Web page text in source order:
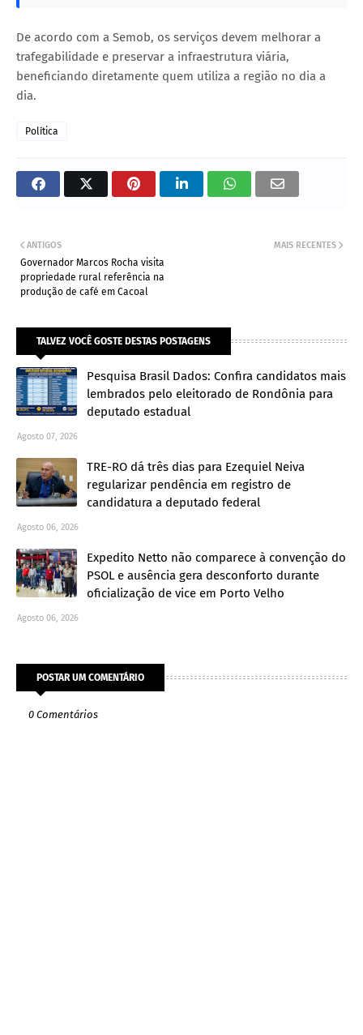
De acordo com a Semob, os serviços devem melhorar a
trafegabilidade e preservar a infraestrutura viária,
beneficiando diretamente quem utiliza a região no dia a
dia.
Política
MAIS RECENTES
ANTIGOS
Governador Marcos Rocha visita
propriedade rural referência na
produção de café em Cacoal
TALVEZ VOCÊ GOSTE DESTAS POSTAGENS
Pesquisa Brasil Dados: Confira candidatos mais
lembrados pelo eleitorado de Rondônia para
deputado estadual
Agosto 07, 2026
TRE-RO dá três dias para Ezequiel Neiva
regularizar pendência em registro de
candidatura a deputado federal
Agosto 06, 2026
Expedito Netto não comparece à convenção do
PSOL e ausência gera desconforto durante
oficialização de vice em Porto Velho
Agosto 06, 2026
POSTAR UM COMENTÁRIO
0 Comentários